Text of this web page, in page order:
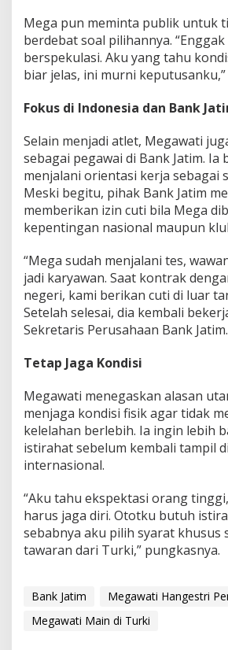
Mega pun meminta publik untuk
berdebat soal pilihannya. “Enggak
berspekulasi. Aku yang tahu
biar jelas, ini murni keputusanku,”
Fokus di Indonesia dan Bank
Selain menjadi atlet, Megawati
sebagai pegawai di Bank Jatim. Ia
menjalani orientasi kerja sebagai
Meski begitu, pihak Bank Jatim
memberikan izin cuti bila Mega
kepentingan nasional maupun
“Mega sudah menjalani tes,
jadi karyawan. Saat kontrak
negeri, kami berikan cuti di luar
Setelah selesai, dia kembali
Sekretaris Perusahaan Bank Jatim.
Tetap Jaga Kondisi
Megawati menegaskan alasan
menjaga kondisi fisik agar tidak
kelelahan berlebih. Ia ingin lebih
istirahat sebelum kembali tampil
internasional.
“Aku tahu ekspektasi orang
harus jaga diri. Ototku butuh
sebabnya aku pilih syarat khusus
tawaran dari Turki,” pungkasnya.
Bank Jatim
Megawati Hangestri
Megawati Main di Turki